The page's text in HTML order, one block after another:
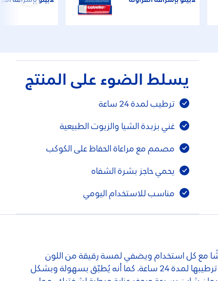
يسلط الضوء على المنتج
ترطيب لمدة 24 ساعة
غني بزبدة الشيا والزيوت الطبيعية
مصمم مع مراعاة الحفاظ على الكوكب
يحمي حاجز بشرة الشفاه
مناسب للاستخدام اليومي
مع كل استخدام ويضفي لمسة رقيقة من اللون
اللامع والناعم على شفتيكِ. تركيبته المغذية الغنية بالزيوت الطبيعية والأصباغ اللامعة تذوب فورًا على الشفاه وتحافظ على ترطيبها لمدة 24 ساعة. كما أنه يُطبّق بسهولة وبشكل